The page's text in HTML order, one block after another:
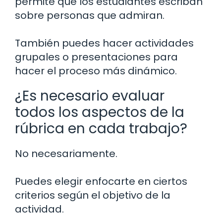
sobre personas que admiran.
También puedes hacer actividades
grupales o presentaciones para
hacer el proceso más dinámico.
¿Es necesario evaluar
todos los aspectos de la
rúbrica en cada trabajo?
No necesariamente.
Puedes elegir enfocarte en ciertos
criterios según el objetivo de la
actividad.